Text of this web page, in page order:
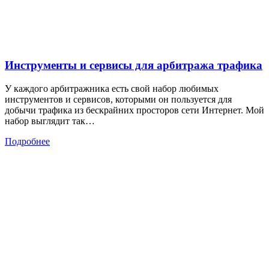
Инструменты и сервисы для арбитража трафика
У каждого арбитражника есть свой набор любимых
инструментов и сервисов, которыми он пользуется для
добычи трафика из бескрайних просторов сети Интернет. Мой
набор выглядит так…
Подробнее